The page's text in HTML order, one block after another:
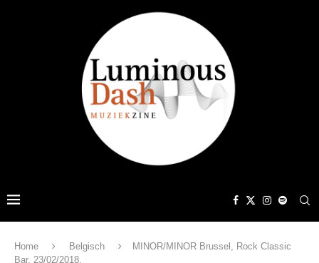
Home Belgisch
MINOR/MINOR Brussel, Rock Classic
Bar, 23/02/2018.